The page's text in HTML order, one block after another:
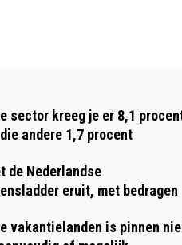
sector kreeg je er 8,1
andere 1,7 procent
de Nederlandse
eruit, met bedragen
vakantielanden is pinnen